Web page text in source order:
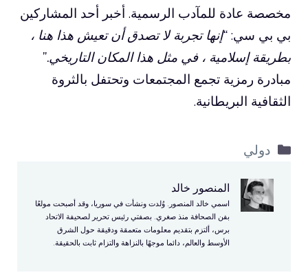
مخصصة عادة للمآدب الرسمية. أخبر أحد المشاركين
بي بي سي: “إنها تجربة لا تصدق أن تعيش هذا هنا ،
بطريقة إسلامية ، في مثل هذا المكان التاريخي.”
مبادرة رمزية تجمع المجتمعات وتحتفل بالثروة
الثقافية البريطانية.
التصنيفات
دولي
المنصور خالد
اسمي خالد المنصور. وُلدت ونشأت في سوريا، وقد أصبحت مولعًا
بفن الصحافة منذ صغري. بصفتي رئيس تحرير لصحيفة الاتحاد
برس، ألتزم بتقديم معلومات متعمقة ودقيقة حول الشرق
الأوسط والعالم، دائما موجهًا بالنزاهة والتزام ثابت بالحقيقة.